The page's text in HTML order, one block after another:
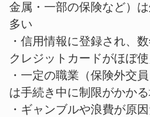
金属・一部の保険など）
多い
・信用情報に登録され、
クレジットカードがほぼ
・一定の職業（保険外交
は手続き中に制限がかか
・ギャンブルや浪費が原